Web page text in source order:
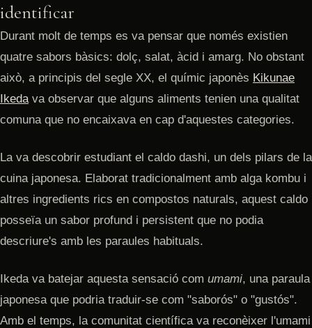
identificar
Durant molt de temps es va pensar que només existien
quatre sabors bàsics: dolç, salat, àcid i amarg. No obstant
això, a principis del segle XX, el químic japonès Kikunae
Ikeda va observar que alguns aliments tenien una qualitat
comuna que no encaixava en cap d'aquestes categories.
La va descobrir estudiant el caldo dashi, un dels pilars de la
cuina japonesa. Elaborat tradicionalment amb alga kombu i
altres ingredients rics en compostos naturals, aquest caldo
posseïa un sabor profund i persistent que no podia
descriure's amb les paraules habituals.
Ikeda va batejar aquesta sensació com umami, una paraula
japonesa que podria traduir-se com "saborós" o "gustós".
Amb el temps, la comunitat científica va reconèixer l'umami